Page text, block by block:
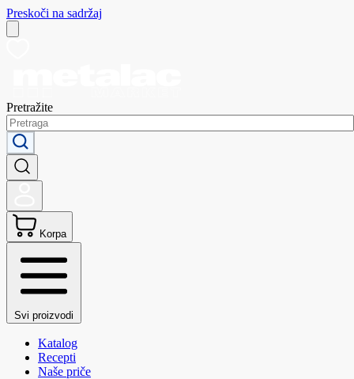
Preskoči na sadržaj
Pretražite
Korpa
Svi proizvodi
Katalog
Recepti
Naše priče